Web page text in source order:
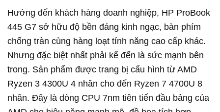
Hướng đến khách hàng doanh nghiệp, HP ProBook
445 G7 sở hữu độ bền đáng kinh ngạc, bàn phím
chống tràn cùng hàng loạt tính năng cao cấp khác.
Nhưng đặc biệt nhất phải kể đến là sức mạnh bên
trong. Sản phẩm được trang bị cấu hình từ AMD
Ryzen 3 4300U 4 nhân cho đến Ryzen 7 4700U 8
nhân. Đây là dòng CPU 7nm tiên tiến đầu bảng của